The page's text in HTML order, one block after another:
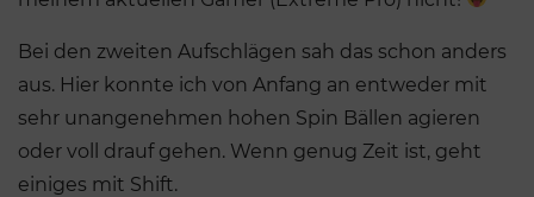
Bei den zweiten Aufschlägen sah das schon anders
aus. Hier konnte ich von Anfang an entweder mit
sehr unangenehmen hohen Spin Bällen agieren
oder voll drauf gehen. Wenn genug Zeit ist, geht
einiges mit Shift.